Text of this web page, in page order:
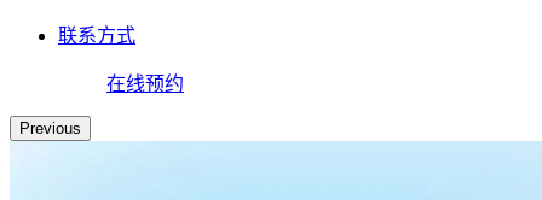
联系方式
在线预约
Previous